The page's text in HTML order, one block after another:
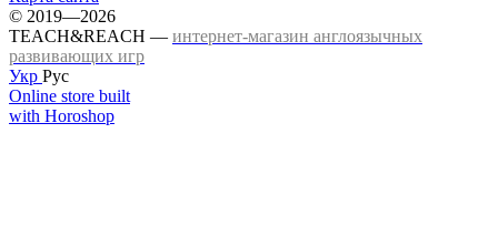
© 2019—2026
TEACH&REACH — интернет-магазин англоязычных
развивающих игр
Укр Рус
Online store built
with Horoshop